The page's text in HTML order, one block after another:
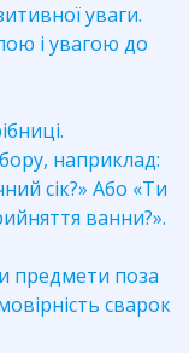
уваги.
і увагою до
наприклад:
сік?» Або «Ти
ванни?».
предмети поза
сварок